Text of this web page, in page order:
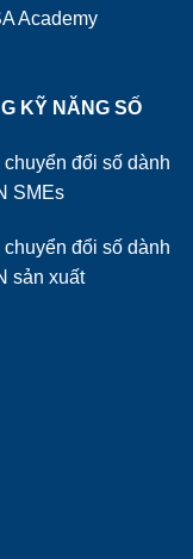
Academy
KỸ NĂNG SỐ
chuyển đổi số dành
SMEs
chuyển đổi số dành
sản xuất